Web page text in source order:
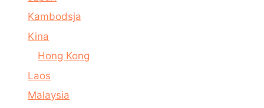
Kambodsja
Kina
Hong Kong
Laos
Malaysia